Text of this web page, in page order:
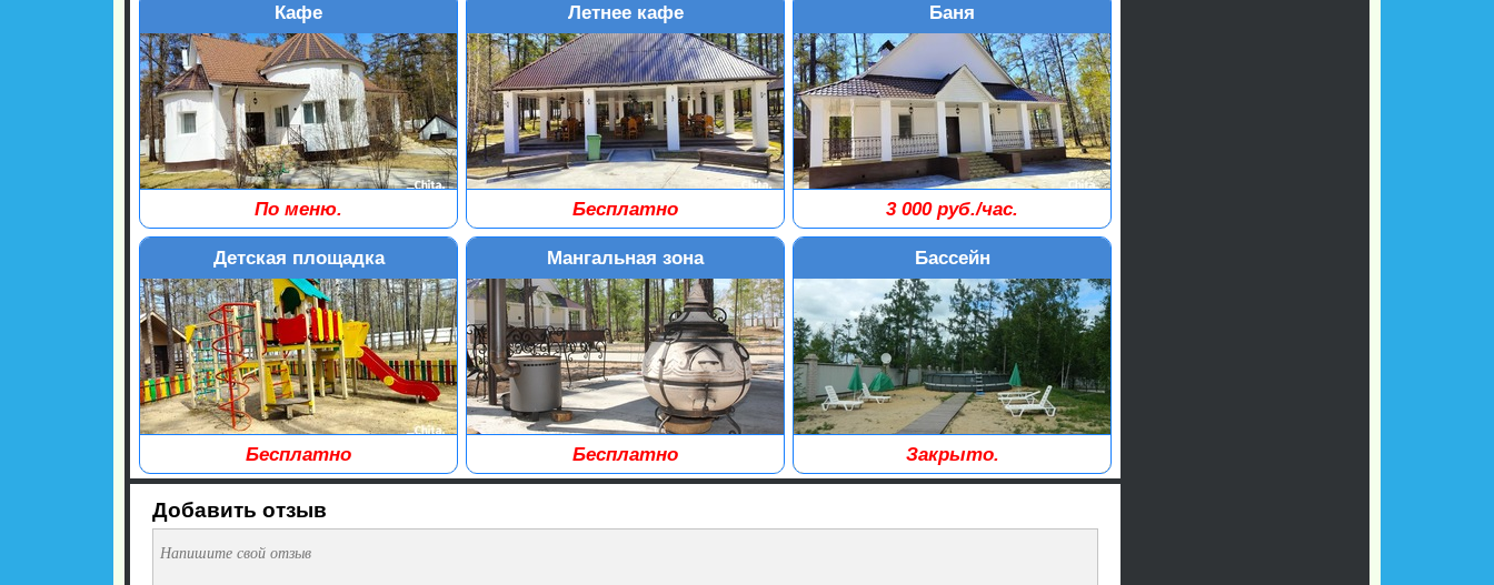
Кафе
Режим работы: с 09:00 до 23:00.
В стоимость путевки входит завтрак.
Обед и ужин по меню. Вместимость
кафе до 30 чел.
По меню.
Летнее кафе
Режим работы: с 09:00 до 23:00.
Летнее кафе на открытом воздухе, где
можно завтракать, обедать или ужинать.
Рассчитано на 60 мест.
Бесплатно
Баня
Не менее 2 часов.
Большая баня с вместимостью до 15
3 000 руб./час.
Детская площадка
Детская безопасная площадка КСИЛ.
Бесплатно
Мангальная зона
Мангалы, тандыр.
Бесплатно
Бассейн
Закрыто.
Добавить отзыв